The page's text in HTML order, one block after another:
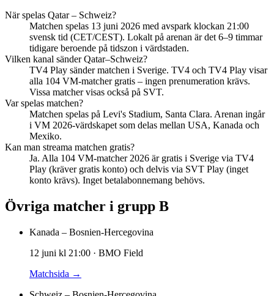
När spelas Qatar – Schweiz?
Matchen spelas 13 juni 2026 med avspark klockan 21:00
svensk tid (CET/CEST). Lokalt på arenan är det 6–9 timmar
tidigare beroende på tidszon i värdstaden.
Vilken kanal sänder Qatar–Schweiz?
TV4 Play sänder matchen i Sverige. TV4 och TV4 Play visar
alla 104 VM-matcher gratis – ingen prenumeration krävs.
Vissa matcher visas också på SVT.
Var spelas matchen?
Matchen spelas på Levi's Stadium, Santa Clara. Arenan ingår
i VM 2026-värdskapet som delas mellan USA, Kanada och
Mexiko.
Kan man streama matchen gratis?
Ja. Alla 104 VM-matcher 2026 är gratis i Sverige via TV4
Play (kräver gratis konto) och delvis via SVT Play (inget
konto krävs). Inget betalabonnemang behövs.
Övriga matcher i grupp B
Kanada – Bosnien-Hercegovina
12 juni kl 21:00 · BMO Field
Matchsida →